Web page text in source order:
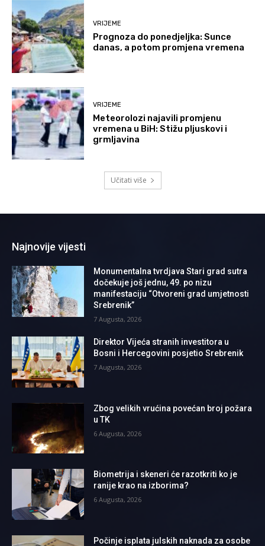
VRIJEME
Prognoza do ponedjeljka: Sunce
danas, a potom promjena vremena
VRIJEME
Meteorolozi najavili promjenu
vremena u BiH: Stižu pljuskovi i
grmljavina
Učitati više
Najnovije vijesti
Monumentalna tvrdjava Stari grad sutra
dočekuje još jednu, 49. po nizu
manifestaciju “Otvoreni grad umjetnosti
Srebrenik”
7 Augusta, 2026
Direktor Vijeća stranih investitora u
Bosni i Hercegovini posjetio Srebrenik
7 Augusta, 2026
Zbog velikih vrućina povećan broj požara
u TK
6 Augusta, 2026
Biometrija i skeneri će razotkriti ko je
ranije krao na izborima?
6 Augusta, 2026
Počinje isplata julskih naknada za osobe